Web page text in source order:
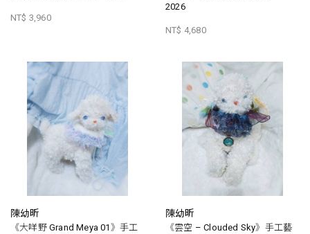
NT$ 3,960
2026
NT$ 4,680
陳幼昕
《大咩野 Grand Meya 01》手工
陳幼昕
《雲空 – Clouded Sky》手工藝